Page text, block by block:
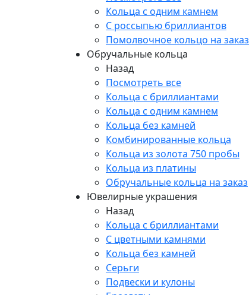
Кольца с одним камнем
С россыпью бриллиантов
Помолвочное кольцо на заказ
Обручальные кольца
Назад
Посмотреть все
Кольца с бриллиантами
Кольца с одним камнем
Кольца без камней
Комбинированные кольца
Кольца из золота 750 пробы
Кольца из платины
Обручальные кольца на заказ
Ювелирные украшения
Назад
Кольца с бриллиантами
С цветными камнями
Кольца без камней
Серьги
Подвески и кулоны